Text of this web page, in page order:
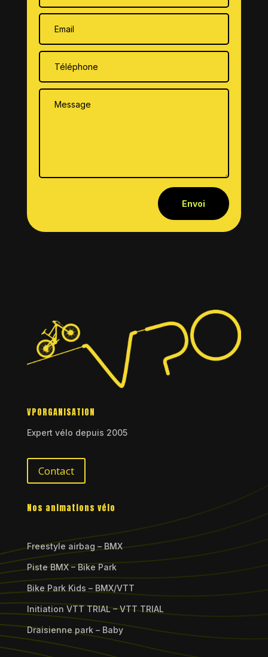
Envoi
VPORGANISATION
Expert vélo depuis 2005
Contact
Nos animations vélo
Freestyle airbag – BMX
Piste BMX – Bike Park
Bike Park Kids – BMX/VTT
Initiation VTT TRIAL – VTT TRIAL
Draisienne park – Baby